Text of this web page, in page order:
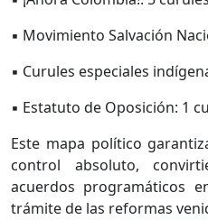
▪ Movimiento Salvación
▪ Curules especiales
▪ Estatuto de Oposición: 1
Este mapa político
control absoluto,
acuerdos programáticos
trámite de las reformas